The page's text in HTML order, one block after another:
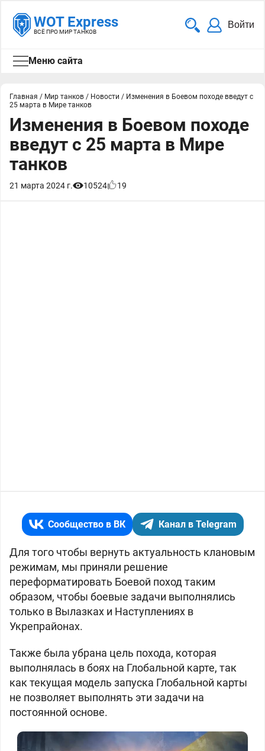
WOT Express
ВСЁ ПРО МИР ТАНКОВ
Войти
Меню сайта
Главная / Мир танков / Новости / Изменения в Боевом походе введут с
25 марта в Мире танков
Изменения в Боевом походе
введут с 25 марта в Мире
танков
21 марта 2024 г. 10524 19
Сообщество в ВК Канал в Telegram
Для того чтобы вернуть актуальность клановым
режимам, мы приняли решение
переформатировать Боевой поход таким
образом, чтобы боевые задачи выполнялись
только в Вылазках и Наступлениях в
Укрепрайонах.
Также была убрана цель похода, которая
выполнялась в боях на Глобальной карте, так
как текущая модель запуска Глобальной карты
не позволяет выполнять эти задачи на
постоянной основе.